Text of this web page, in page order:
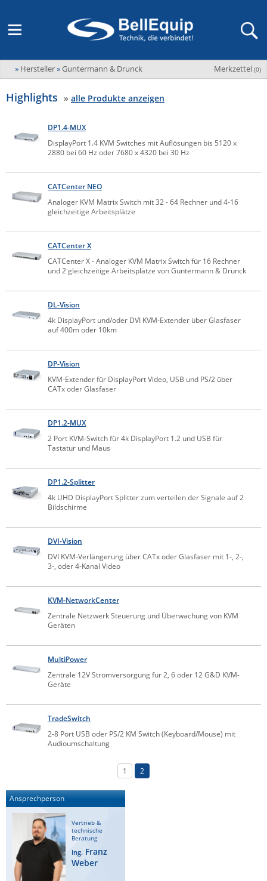
M2M Router, Antennen, VPN & SIM
Fernwartung via Mobilfunk (M2M)
SD-WAN & Bonding
Antennen
KVM & Audio/Video Signalverteilung
Kabel und Verkabelung
Digital Signage
USV / UPS
Industrielle Stromversorgung
IoT, Umgebungsmonitoring & Sensorik
IP, WLAN & GSM Sensorik
Datenlogger
IoT - Internet of Things
Remote I/O
IPC, Industrielle Netzwerktechnik & WLAN
Industrielle Netzwerktechnik / Kommunikation
Industrielle Computer
IT Netzwerktechnik / Kommunikation
Serverräume
RMA / Rücksendung / Support
Adder
ADEL system
Advantech-Conel
AKCP / AKCess Pro
Bachmann
Cambium Networks
CompleTech
Contemporary Controls
Elsys
Gefen
Guntermann & Drunck
High Sec Labs
HW group
Icron
IEC Lock
Kerlink
Kramer Electronics
KVM TEC
Legrand
LigoWave
Milesight
Moxa
Netio
Panorama Antennas
Poynting
Raritan
Riello UPS
Server Technology
Siretta
Übersicht
Neue Produkte
Veranstaltungen
Bell-Up-to-Date Magazine
LAGERABVERKAUF Stromverteilung und -messung
Unternehmen
Veranstaltungen
Jobs & Karriere
News
Merkzettel (0)
» Hersteller»Guntermann & Drunck
Highlights » alle Produkte anzeigen
DP1.4-MUX
DisplayPort 1.4 KVM Switches mit Auflösungen bis 5120 x
2880 bei 60 Hz oder 7680 x 4320 bei 30 Hz
CATCenter NEO
Analoger KVM Matrix Switch mit 32 - 64 Rechner und 4-16
gleichzeitige Arbeitsplätze
CATCenter X
CATCenter X - Analoger KVM Matrix Switch für 16 Rechner
und 2 gleichzeitige Arbeitsplätze von Guntermann & Drunck
DL-Vision
4k DisplayPort und/oder DVI KVM-Extender über Glasfaser
auf 400m oder 10km
DP-Vision
KVM-Extender für DisplayPort Video, USB und PS/2 über
CATx oder Glasfaser
DP1.2-MUX
2 Port KVM-Switch für 4k DisplayPort 1.2 und USB für
Tastatur und Maus
DP1.2-Splitter
4k UHD DisplayPort Splitter zum verteilen der Signale auf 2
Bildschirme
DVI-Vision
DVI KVM-Verlängerung über CATx oder Glasfaser mit 1-, 2-,
3-, oder 4-Kanal Video
KVM-NetworkCenter
Zentrale Netzwerk Steuerung und Überwachung von KVM
Geräten
MultiPower
Zentrale 12V Stromversorgung für 2, 6 oder 12 G&D KVM-
Geräte
TradeSwitch
2-8 Port USB oder PS/2 KM Switch (Keyboard/Mouse) mit
Audioumschaltung
1 2
Ansprechperson
Vertrieb &
technische
Beratung
Ing. Franz
Weber